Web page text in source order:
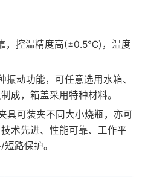
，控温精度高(±0.5℃)，温度
动功能，可任意选用水箱、
成，箱盖采用特种材料。
具可装夹不同大小烧瓶，亦可
术先进、性能可靠、工作平
路保护。